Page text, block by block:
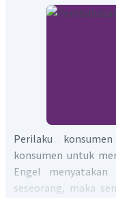
Perilaku
konsumen untuk
Engel menyatakan
seseorang, maka